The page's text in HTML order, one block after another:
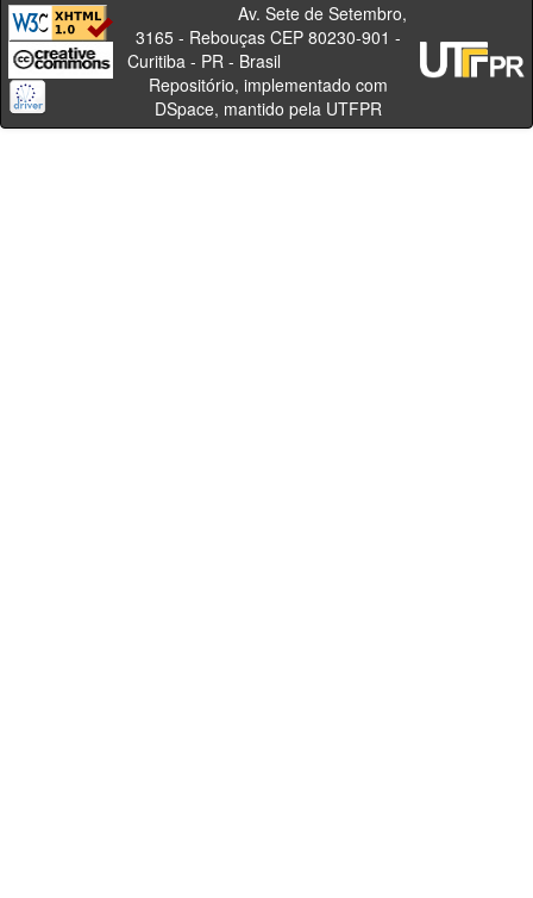
Av. Sete de Setembro,
3165 - Rebouças CEP 80230-901 -
Curitiba - PR - Brasil
Repositório, implementado com
DSpace, mantido pela UTFPR